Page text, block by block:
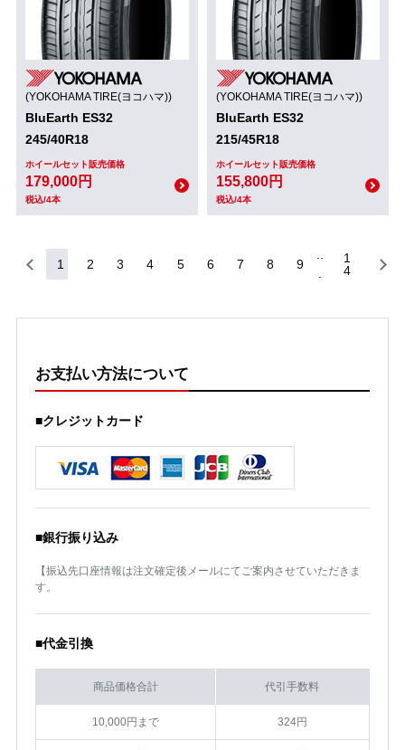
(YOKOHAMA TIRE(ヨコハマ))
BluEarth ES32
245/40R18
ホイールセット販売価格
179,000円
税込/4本
(YOKOHAMA TIRE(ヨコハマ))
BluEarth ES32
215/45R18
ホイールセット販売価格
155,800円
税込/4本
1 2 3 4 5 6 7 8 9
1
4
お支払い方法について
■クレジットカード
■銀行振り込み
【振込先口座情報は注文確定後メールにてご案内させていただきま
す。
■代金引換
商品価格合計 代引手数料
10,000円まで 324円